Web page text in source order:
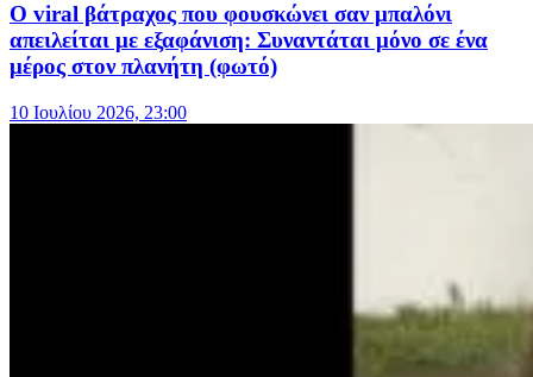
Ο viral βάτραχος που φουσκώνει σαν μπαλόνι
απειλείται με εξαφάνιση: Συναντάται μόνο σε ένα
μέρος στον πλανήτη (φωτό)
10 Ιουλίου 2026, 23:00